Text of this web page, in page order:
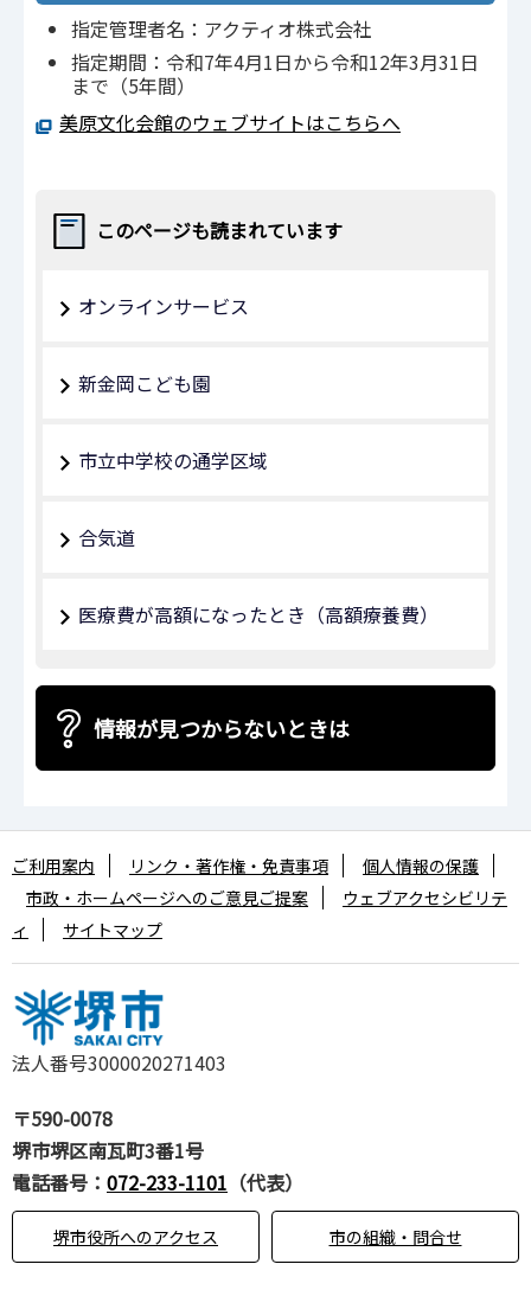
指定管理者名：アクティオ株式会社
指定期間：令和7年4月1日から令和12年3月31日
まで（5年間）
美原文化会館のウェブサイトはこちらへ
このページも読まれています
オンラインサービス
新金岡こども園
市立中学校の通学区域
合気道
医療費が高額になったとき（高額療養費）
情報が見つからないときは
法人番号3000020271403
〒590-0078
堺市堺区南瓦町3番1号
電話番号： 072-233-1101 （代表）
堺市役所へのアクセス 市の組織・問合せ
ご利用案内 リンク・著作権・免責事項
個人情報の保護
市政・ホームページへのご意見ご提案
ウェブアクセシビリテ
ィ
サイトマップ